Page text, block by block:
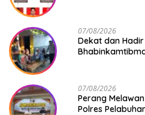
07/08/2026
Dekat dan
07/08/2026
Perang
Polres